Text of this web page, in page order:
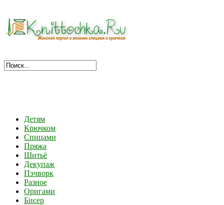
Детям
Крючком
Спицами
Пряжа
Шитьё
Декупаж
Пэчворк
Разное
Оригами
Бисер